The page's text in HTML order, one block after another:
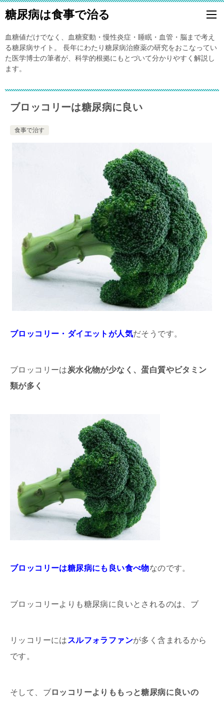
糖尿病は食事で治る
血糖値だけでなく、血糖変動・慢性炎症・睡眠・血管・脳まで考え
る糖尿病サイト。 長年にわたり糖尿病治療薬の研究をおこなってい
た医学博士の筆者が、科学的根拠にもとづいて分かりやすく解説し
ます。
ブロッコリーは糖尿病に良い
食事で治す
ブロッコリー・ダイエットが人気だそうです。
ブロッコリーは炭水化物が少なく、蛋白質やビタミン
類が多く
ブロッコリーは糖尿病にも良い食べ物なのです。
ブロッコリーよりも糖尿病に良いとされるのは、ブ
リッコリーには スルフォラファンが多く含まれるから
です。
そして、ブロッコリーよりももっと糖尿病に良いの